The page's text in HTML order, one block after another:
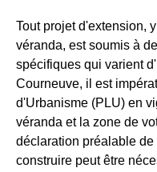
Tout projet d'extension,
véranda, est soumis à
spécifiques qui varient
Courneuve, il est
d'Urbanisme (PLU) en
véranda et la zone de
déclaration préalable
construire peut être